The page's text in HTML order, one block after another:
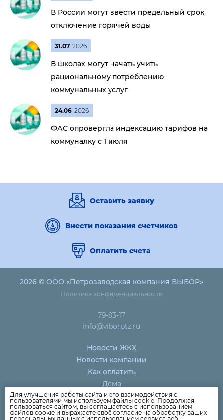
В России могут ввести предельный срок
отключение горячей воды
31.07 2026
В школах могут начать учить
рациональному потреблению
коммунальных услуг
24.06 2026
ФАС опровергла индексацию тарифов на
коммуналку с 1 июля
Оставить заявку
Внести показания счетчиков
Оплатить счета
2026 © ООО «Петрозаводская компания ВЫБОР»
Политика конфиденциальности
79-83-17
info@viborptz.ru
Новости ЖКХ
Новости компании
Как оплатить
Дома
Раскрытие информации
Вопросы
Для улучшения работы сайта и его взаимодействия с
пользователями мы используем файлы cookie. Продолжая
пользоваться сайтом, вы соглашаетесь с использованием
файлов cookie и выражаете своё согласие на обработку ваших
персональных данных с использованием сервиса веб-